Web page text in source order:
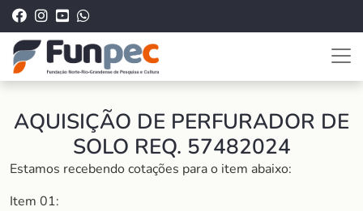
AQUISIÇÃO DE PERFURADOR DE
SOLO REQ. 57482024
Estamos recebendo cotações para o item abaixo:
Item 01: